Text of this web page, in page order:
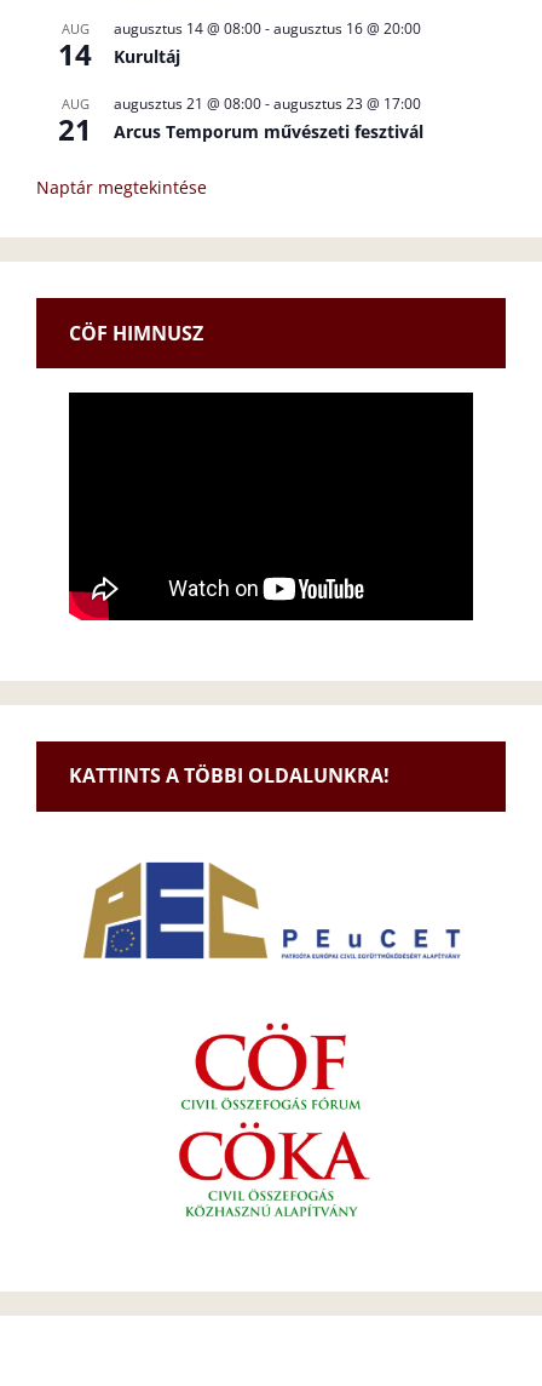
AUG
14
augusztus 14 @ 08:00-augusztus 16 @ 20:00
Kurultáj
AUG
21
augusztus 21 @ 08:00-augusztus 23 @ 17:00
Arcus Temporum művészeti fesztivál
Naptár megtekintése
CÖF HIMNUSZ
KATTINTS A TÖBBI OLDALUNKRA!